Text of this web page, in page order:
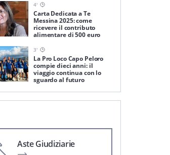
4'
Carta Dedicata a Te
Messina 2025: come
ricevere il contributo
alimentare di 500 euro
3'
La Pro Loco Capo Peloro
compie dieci anni: il
viaggio continua con lo
sguardo al futuro
Aste Giudiziarie